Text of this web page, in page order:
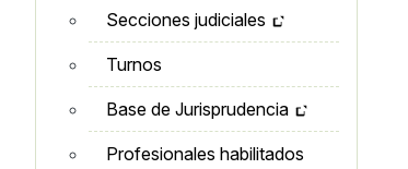
Secciones judiciales
Turnos
Base de Jurisprudencia
Profesionales habilitados